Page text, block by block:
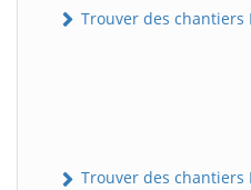
Trouver des chantiers
Trouver des chantiers